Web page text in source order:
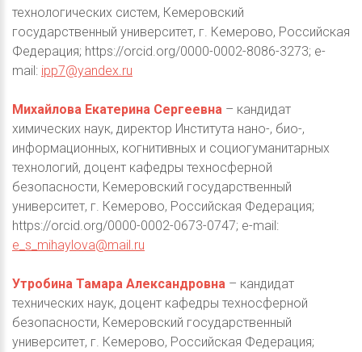
технологических систем, Кемеровский
государственный университет, г. Кемерово, Российская
Федерация; https://orcid.org/0000-0002-8086-3273; e-
mail: ipp7@yandex.ru
Михайлова Екатерина Сергеевна – кандидат
химических наук, директор Института нано-, био-,
информационных, когнитивных и социогуманитарных
технологий, доцент кафедры техносферной
безопасности, Кемеровский государственный
университет, г. Кемерово, Российская Федерация;
https://orcid.org/0000-0002-0673-0747; e-mail:
e_s_mihaylova@mail.ru
Утробина Тамара Александровна – кандидат
технических наук, доцент кафедры техносферной
безопасности, Кемеровский государственный
университет, г. Кемерово, Российская Федерация;